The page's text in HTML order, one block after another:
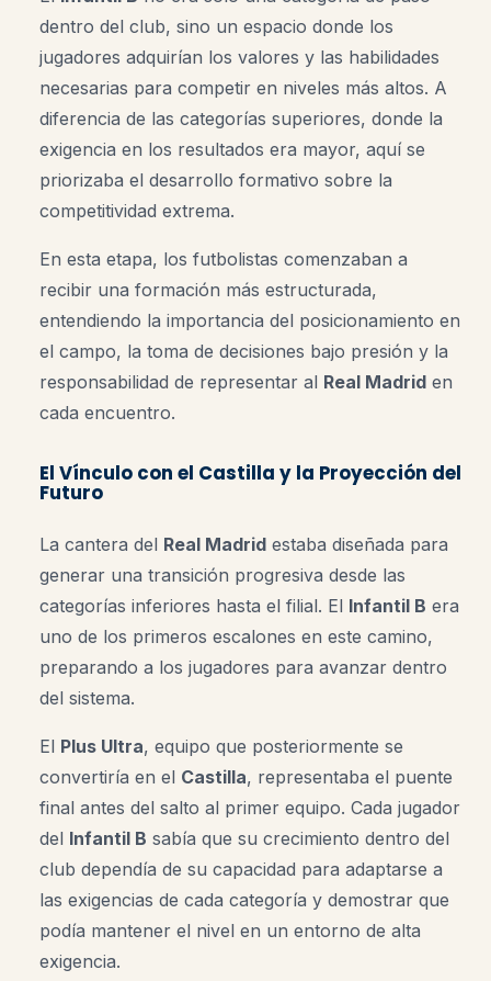
dentro del club, sino un espacio donde los
jugadores adquirían los valores y las habilidades
necesarias para competir en niveles más altos. A
diferencia de las categorías superiores, donde la
exigencia en los resultados era mayor, aquí se
priorizaba el desarrollo formativo sobre la
competitividad extrema.
En esta etapa, los futbolistas comenzaban a
recibir una formación más estructurada,
entendiendo la importancia del posicionamiento en
el campo, la toma de decisiones bajo presión y la
responsabilidad de representar al Real Madrid en
cada encuentro.
El Vínculo con el Castilla y la Proyección del
Futuro
La cantera del Real Madrid estaba diseñada para
generar una transición progresiva desde las
categorías inferiores hasta el filial. El Infantil B era
uno de los primeros escalones en este camino,
preparando a los jugadores para avanzar dentro
del sistema.
El Plus Ultra, equipo que posteriormente se
convertiría en el Castilla, representaba el puente
final antes del salto al primer equipo. Cada jugador
del Infantil B sabía que su crecimiento dentro del
club dependía de su capacidad para adaptarse a
las exigencias de cada categoría y demostrar que
podía mantener el nivel en un entorno de alta
exigencia.